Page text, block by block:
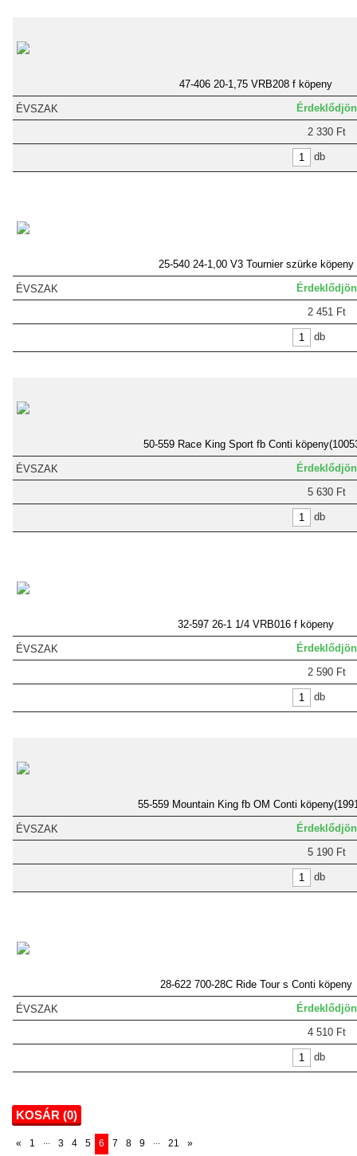
47-406 20-1,75 VRB208 f köpeny
Érdeklődjön
2 330 Ft
db
25-540 24-1,00 V3 Tournier szürke köpeny
Érdeklődjön
2 451 Ft
db
50-559 Race King Sport fb Conti
Érdeklődjön
5 630 Ft
db
32-597 26-1 1/4 VRB016 f köpeny
Érdeklődjön
2 590 Ft
db
55-559 Mountain King fb OM Conti
Érdeklődjön
5 190 Ft
db
28-622 700-28C Ride Tour s Conti köpeny
Érdeklődjön
4 510 Ft
db
KOSÁR (0)
« 1 ... 3 4 5 6 7 8 9 ... 21 »